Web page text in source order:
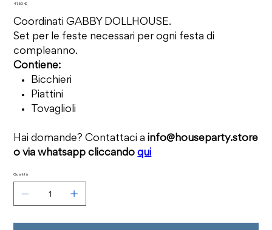
Prezzo
41,50 €
Coordinati GABBY DOLLHOUSE.
Set per le feste necessari per ogni festa di
compleanno.
Contiene:
Bicchieri
Piattini
Tovaglioli
Hai domande? Contattaci a info@houseparty.store
o via whatsapp cliccandoqui
Quantità